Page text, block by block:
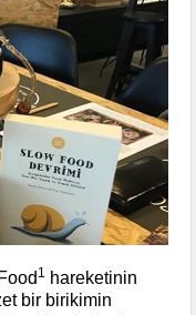
1 hareketinin
bir birikimin